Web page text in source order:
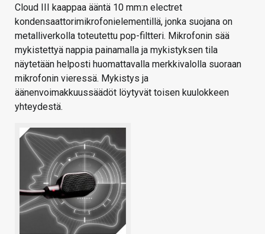
Cloud III kaappaa ääntä 10 mm:n electret
kondensaattorimikrofonielementillä, jonka suojana on
metalliverkolla toteutettu pop-filtteri. Mikrofonin sää
mykistettyä nappia painamalla ja mykistyksen tila
näytetään helposti huomattavalla merkkivalolla suoraan
mikrofonin vieressä. Mykistys ja
äänenvoimakkuussäädöt löytyvät toisen kuulokkeen
yhteydestä.